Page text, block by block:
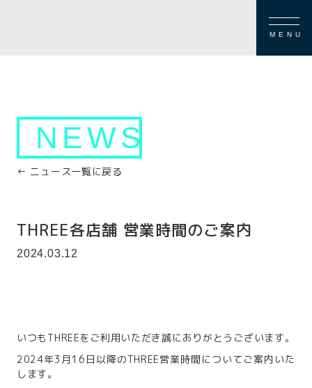
MENU
NEWS
← ニュース一覧に戻る
THREE各店舗 営業時間のご案内
2024.03.12
いつもTHREEをご利用いただき誠にありがとうございます。
2024年3月16日以降のTHREE営業時間についてご案内いた
します。